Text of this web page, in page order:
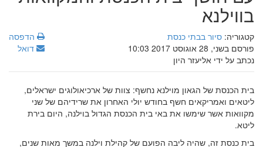
בווילנא
הדפסה
דואל
קטגוריה: סיור בבתי כנסת
פורסם בשני, 28 אוגוסט 2017 10:03
נכתב על ידי אליעזר היון
בית הכנסת של הגאון מוילנא נחשף: צוות של ארכיאולוגים ישראלים,
ליטאים ואמריקאים חשף בחודש יולי האחרון את שרידיהם של שני
מקוואות אשר שימשו את באי בית הכנסת הגדול בוילנה, היום בירת
ליטא.
בית כנסת זה, שהיה ליבה הפועם של קהילת וילנה במשך מאות שנים,